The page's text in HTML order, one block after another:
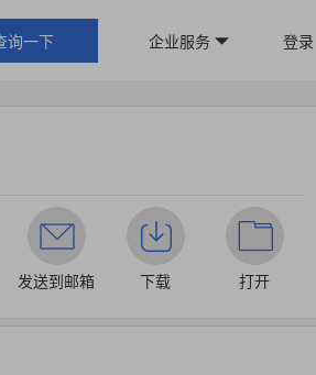
询一下 企业服务 登录
发送到邮箱 下载 打开